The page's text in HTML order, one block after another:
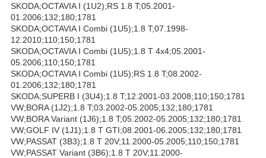
SKODA;OCTAVIA I (1U2);RS 1.8 T;05.2001-
01.2006;132;180;1781
SKODA;OCTAVIA I Combi (1U5);1.8 T;07.1998-
12.2010;110;150;1781
SKODA;OCTAVIA I Combi (1U5);1.8 T 4x4;05.2001-
05.2006;110;150;1781
SKODA;OCTAVIA I Combi (1U5);RS 1.8 T;08.2002-
01.2006;132;180;1781
SKODA;SUPERB I (3U4);1.8 T;12.2001-03.2008;110;150;1781
VW;BORA (1J2);1.8 T;03.2002-05.2005;132;180;1781
VW;BORA Variant (1J6);1.8 T;05.2002-05.2005;132;180;1781
VW;GOLF IV (1J1);1.8 T GTI;08.2001-06.2005;132;180;1781
VW;PASSAT (3B3);1.8 T 20V;11.2000-05.2005;110;150;1781
VW;PASSAT Variant (3B6);1.8 T 20V;11.2000-